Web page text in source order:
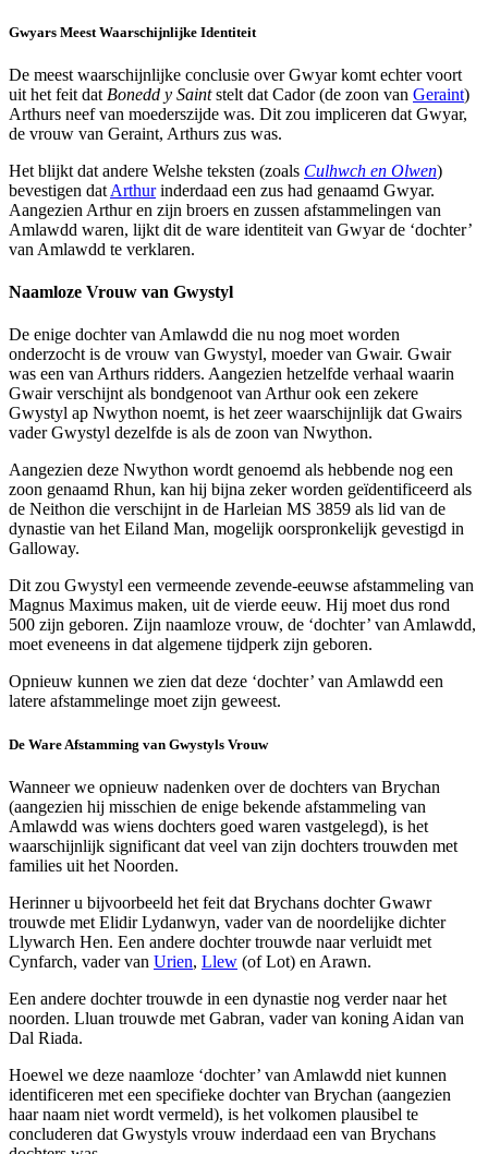
Gwyars Meest Waarschijnlijke Identiteit
De meest waarschijnlijke conclusie over Gwyar komt echter voort
uit het feit dat Bonedd y Saintstelt dat Cador (de zoon van Geraint)
Arthurs neef van moederszijde was. Dit zou impliceren dat Gwyar,
de vrouw van Geraint, Arthurs zus was.
Het blijkt dat andere Welshe teksten (zoals Culhwch en Olwen)
bevestigen dat Arthurinderdaad een zus had genaamd Gwyar.
Aangezien Arthur en zijn broers en zussen afstammelingen van
Amlawdd waren, lijkt dit de ware identiteit van Gwyar de ‘dochter’
van Amlawdd te verklaren.
Naamloze Vrouw van Gwystyl
De enige dochter van Amlawdd die nu nog moet worden
onderzocht is de vrouw van Gwystyl, moeder van Gwair. Gwair
was een van Arthurs ridders. Aangezien hetzelfde verhaal waarin
Gwair verschijnt als bondgenoot van Arthur ook een zekere
Gwystyl ap Nwython noemt, is het zeer waarschijnlijk dat Gwairs
vader Gwystyl dezelfde is als de zoon van Nwython.
Aangezien deze Nwython wordt genoemd als hebbende nog een
zoon genaamd Rhun, kan hij bijna zeker worden geïdentificeerd als
de Neithon die verschijnt in de Harleian MS 3859 als lid van de
dynastie van het Eiland Man, mogelijk oorspronkelijk gevestigd in
Galloway.
Dit zou Gwystyl een vermeende zevende-eeuwse afstammeling van
Magnus Maximus maken, uit de vierde eeuw. Hij moet dus rond
500 zijn geboren. Zijn naamloze vrouw, de ‘dochter’ van Amlawdd,
moet eveneens in dat algemene tijdperk zijn geboren.
Opnieuw kunnen we zien dat deze ‘dochter’ van Amlawdd een
latere afstammelinge moet zijn geweest.
De Ware Afstamming van Gwystyls Vrouw
Wanneer we opnieuw nadenken over de dochters van Brychan
(aangezien hij misschien de enige bekende afstammeling van
Amlawdd was wiens dochters goed waren vastgelegd), is het
waarschijnlijk significant dat veel van zijn dochters trouwden met
families uit het Noorden.
Herinner u bijvoorbeeld het feit dat Brychans dochter Gwawr
trouwde met Elidir Lydanwyn, vader van de noordelijke dichter
Llywarch Hen. Een andere dochter trouwde naar verluidt met
Cynfarch, vader van Urien, Llew (of Lot) en Arawn.
Een andere dochter trouwde in een dynastie nog verder naar het
noorden. Lluan trouwde met Gabran, vader van koning Aidan van
Dal Riada.
Hoewel we deze naamloze ‘dochter’ van Amlawdd niet kunnen
identificeren met een specifieke dochter van Brychan (aangezien
haar naam niet wordt vermeld), is het volkomen plausibel te
concluderen dat Gwystyls vrouw inderdaad een van Brychans